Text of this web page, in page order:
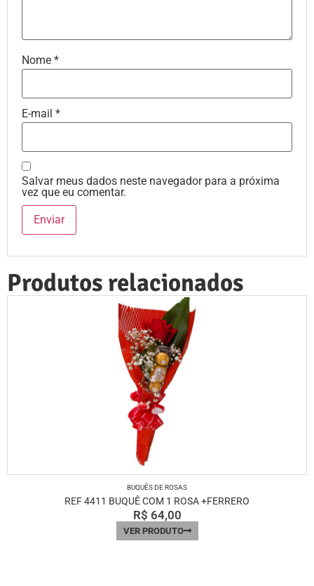
Nome *
E-mail *
Salvar meus dados neste navegador para a próxima
vez que eu comentar.
Produtos relacionados
BUQUÊS DE ROSAS
REF 4411 BUQUÊ COM 1 ROSA +FERRERO
R$ 64,00
VER PRODUTO